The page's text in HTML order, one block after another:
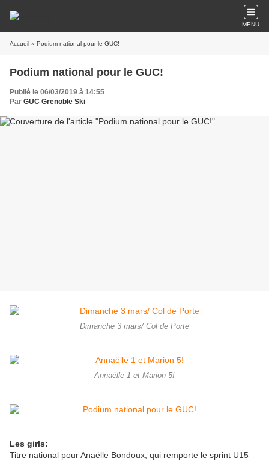
MENU
Accueil » Podium national pour le GUC!
Podium national pour le GUC!
Publié le 06/03/2019 à 14:55
Par GUC Grenoble Ski
Dimanche 3 mars/ Col de Porte
Annaëlle 1 et Marion 5!
Les girls:
Titre national pour Anaëlle Bondoux, qui remporte le sprint U15